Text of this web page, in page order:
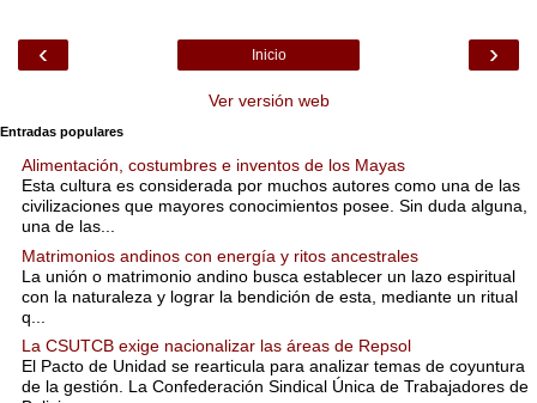
‹ ›
Inicio
Ver versión web
Entradas populares
Alimentación, costumbres e inventos de los Mayas
Esta cultura es considerada por muchos autores como una de las
civilizaciones que mayores conocimientos posee. Sin duda alguna,
una de las...
Matrimonios andinos con energía y ritos ancestrales
La unión o matrimonio andino busca establecer un lazo espiritual
con la naturaleza y lograr la bendición de esta, mediante un ritual
q...
La CSUTCB exige nacionalizar las áreas de Repsol
El Pacto de Unidad se rearticula para analizar temas de coyuntura
de la gestión. La Confederación Sindical Única de Trabajadores de